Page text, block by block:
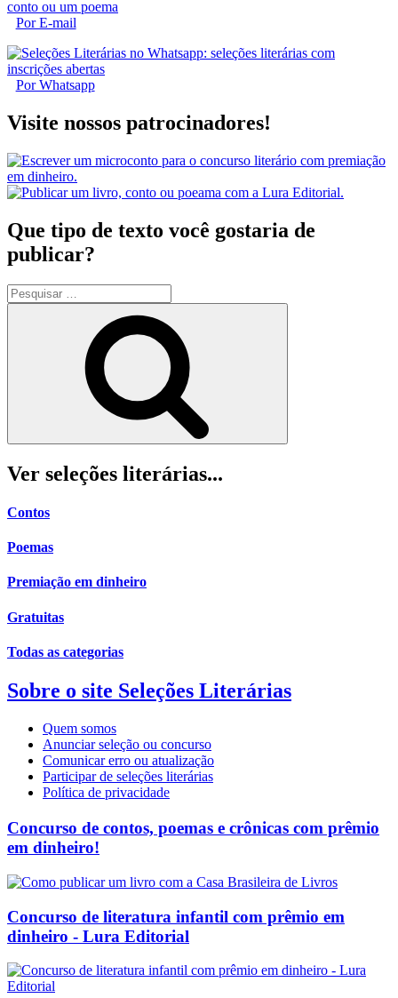
Por E-mail
Por Whatsapp
Visite nossos patrocinadores!
Que tipo de texto você gostaria de
publicar?
Pesquisar
por:
Ver seleções literárias...
Contos
Poemas
Premiação em dinheiro
Gratuitas
Todas as categorias
Sobre o site Seleções Literárias
Quem somos
Anunciar seleção ou concurso
Comunicar erro ou atualização
Participar de seleções literárias
Política de privacidade
Concurso de contos, poemas e crônicas com prêmio
em dinheiro!
Concurso de literatura infantil com prêmio em
dinheiro - Lura Editorial